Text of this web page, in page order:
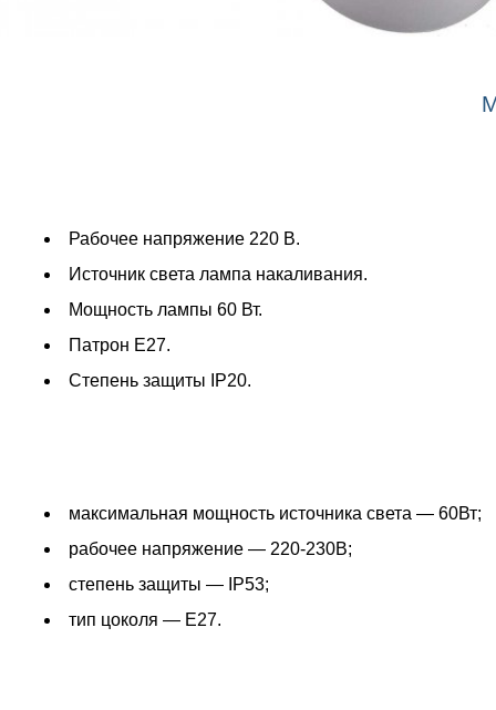
Рабочее напряжение 220 В.
Источник света лампа накаливания.
Мощность лампы 60 Вт.
Патрон Е27.
Степень защиты IP20.
максимальная мощность источника света — 60Вт;
рабочее напряжение — 220-230В;
степень защиты — IP53;
тип цоколя — Е27.